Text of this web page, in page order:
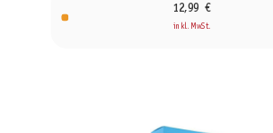
12,99 €
inkl. MwSt.